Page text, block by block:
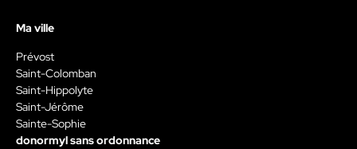
Ma ville
Prévost
Saint-Colomban
Saint-Hippolyte
Saint-Jérôme
Sainte-Sophie
donormyl sans ordonnance